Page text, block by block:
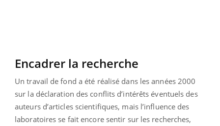
Encadrer la recherche
Un travail de fond a été réalisé dans les années 2000
sur la déclaration des conflits d’intérêts éventuels des
auteurs d’articles scientifiques, mais l’influence des
laboratoires se fait encore sentir sur les recherches,